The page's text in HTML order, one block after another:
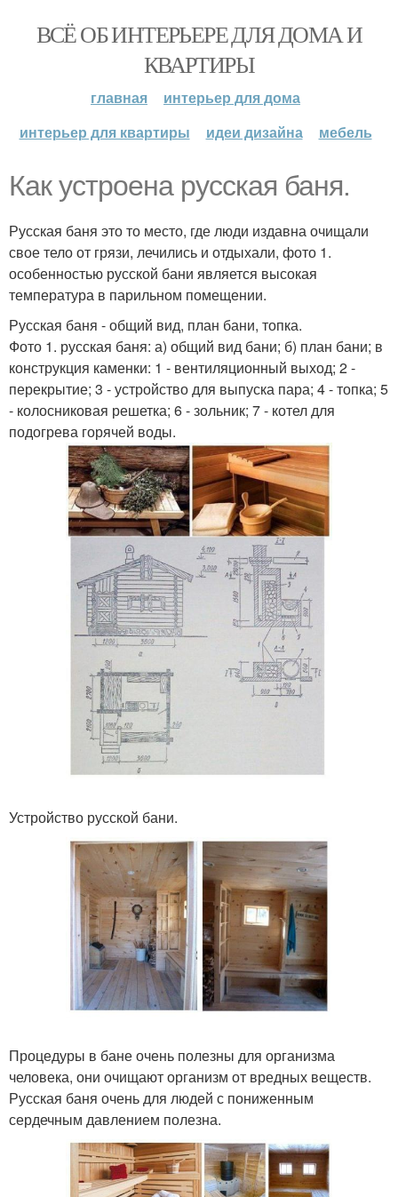
ВСЁ ОБ ИНТЕРЬЕРЕ ДЛЯ ДОМА И
КВАРТИРЫ
главная
интерьер для дома
интерьер для квартиры
идеи дизайна мебель
Как устроена русская баня.
Русская баня это то место, где люди издавна очищали
свое тело от грязи, лечились и отдыхали, фото 1.
особенностью русской бани является высокая
температура в парильном помещении.
Русская баня - общий вид, план бани, топка.
Фото 1. русская баня: а) общий вид бани; б) план бани; в
конструкция каменки: 1 - вентиляционный выход; 2 -
перекрытие; 3 - устройство для выпуска пара; 4 - топка; 5
- колосниковая решетка; 6 - зольник; 7 - котел для
подогрева горячей воды.
Устройство русской бани.
Процедуры в бане очень полезны для организма
человека, они очищают организм от вредных веществ.
Русская баня очень для людей с пониженным
сердечным давлением полезна.